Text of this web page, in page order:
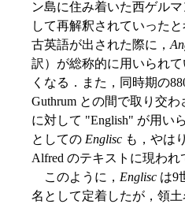
ン島に住み着いた西ゲル
して再解釈されていった
古英語が出された際に，
訳）が総称的に用いられ
くなる．また，同時期の
Guthrum との間で取り交
に対して "English" が用い
としての Englisc も，やは
Alfred のテキストに現われ
このように， Englisc は9
名として定着したが，領